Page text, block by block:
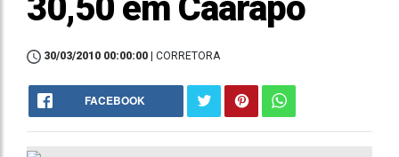
30,50 em Caarapó
30/03/2010 00:00:00 | CORRETORA
FACEBOOK